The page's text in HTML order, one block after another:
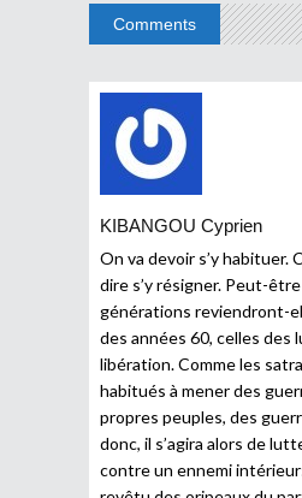
Comments
KIBANGOU Cyprien
On va devoir s’y habituer.
dire s’y résigner. Peut-
générations reviendront-
des années 60, celles des
libération. Comme les
habitués à mener des
propres peuples, des
donc, il s’agira alors de
contre un ennemi